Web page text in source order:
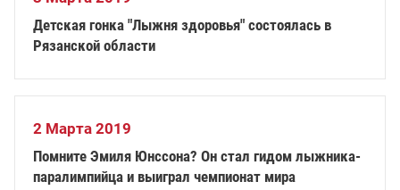
Детская гонка "Лыжня здоровья" состоялась в
Рязанской области
2 Марта 2019
Помните Эмиля Юнссона? Он стал гидом лыжника-
паралимпийца и выиграл чемпионат мира